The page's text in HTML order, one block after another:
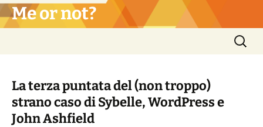
Vai
al Me or not?
Ricerca
per:
La terza puntata del (non troppo)
strano caso di Sybelle, WordPress e
John Ashfield